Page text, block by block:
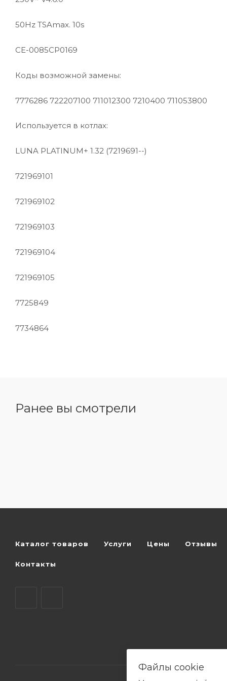
50Hz TSAmax. 10s
CE-0085CP0169
Коды возможной замены:
7776286 722207100 711012300 7210400 711053800
Используется в котлах:
LUNA PLATINUM+ 1.32 (7219691--)
721969101
721969102
721969103
721969104
721969105
7725849
7734864
Ранее вы смотрели
Каталог товаров Услуги Цены Отзывы
Контакты
Файлы cookie